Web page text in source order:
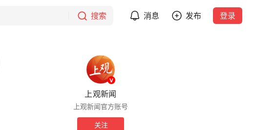
搜索 消息 发布 登录
上观新闻
上观新闻官方账号
关注